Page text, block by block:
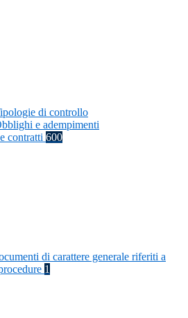
di controllo
e adempimenti
contratti 600
di carattere generale riferiti a
1